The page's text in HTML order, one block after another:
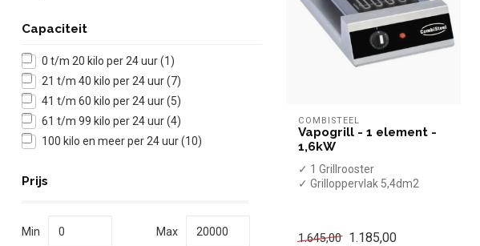
Capaciteit
0 t/m 20 kilo per 24 uur(1)
21 t/m 40 kilo per 24 uur(7)
41 t/m 60 kilo per 24 uur(5)
61 t/m 99 kilo per 24 uur(4)
100 kilo en meer per 24 uur(10)
Prijs
Min Max
COMBISTEEL
Vapogrill - 1 element -
1,6kW
✓ 1 Grillrooster
✓ Grilloppervlak 5,4dm2
1.645,00 1.185,00